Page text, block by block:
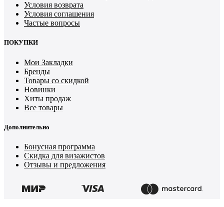
Условия возврата
Условия соглашения
Частые вопросы
ПОКУПКИ
Мои Закладки
Бренды
Товары со скидкой
Новинки
Хиты продаж
Все товары
Дополнительно
Бонусная программа
Скидка для визажистов
Отзывы и предложения